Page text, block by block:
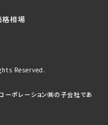
格相場
Reserved.
ーポレーション㈱の子会社であ